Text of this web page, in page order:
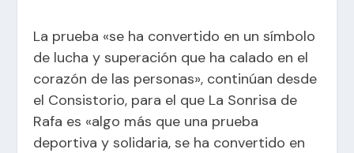
La prueba «se ha convertido en un símbolo
de lucha y superación que ha calado en el
corazón de las personas», continúan desde
el Consistorio, para el que La Sonrisa de
Rafa es «algo más que una prueba
deportiva y solidaria, se ha convertido en